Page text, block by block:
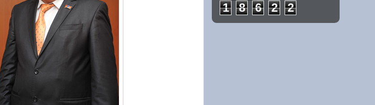
1 8 6 2 2